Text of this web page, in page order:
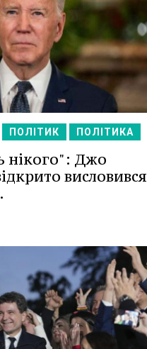
ПОЛІТИК ПОЛІТИКА
нікого": Джо
висловився